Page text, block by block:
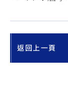
返回上一頁